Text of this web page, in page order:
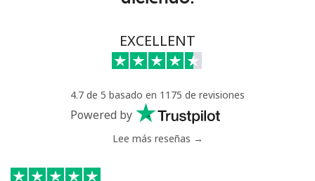
⁦1.5c⁩
333 min por
⁦$5⁩
⁦2c⁩
250 min por
⁦$5⁩
EXCELLENT
4.7 de 5 basado en 1175 de revisiones
Powered by
Lee más reseñas →